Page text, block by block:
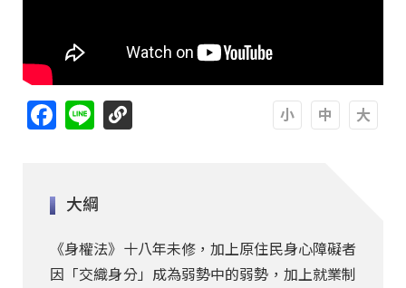
Facebook
Line
大綱
《身權法》十八年未修，加上原住民身心障礙者
因「交織身分」成為弱勢中的弱勢，加上就業制